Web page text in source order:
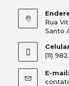
Rua
Santo
(11)
E-mail: